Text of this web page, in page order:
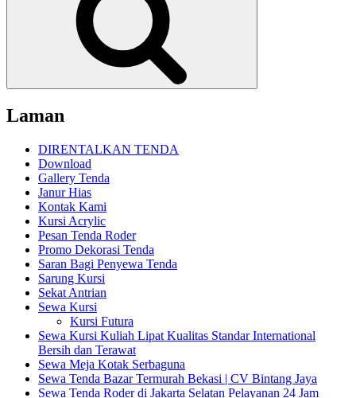
Laman
DIRENTALKAN TENDA
Download
Gallery Tenda
Janur Hias
Kontak Kami
Kursi Acrylic
Pesan Tenda Roder
Promo Dekorasi Tenda
Saran Bagi Penyewa Tenda
Sarung Kursi
Sekat Antrian
Sewa Kursi
Kursi Futura
Sewa Kursi Kuliah Lipat Kualitas Standar International
Bersih dan Terawat
Sewa Meja Kotak Serbaguna
Sewa Tenda Bazar Termurah Bekasi | CV Bintang Jaya
Sewa Tenda Roder di Jakarta Selatan Pelayanan 24 Jam